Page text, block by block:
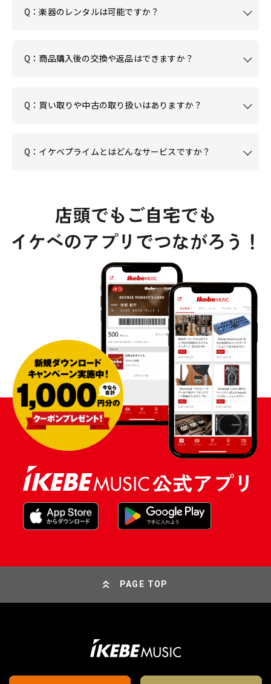
Q：楽器のレンタルは可能ですか？
Q：商品購入後の交換や返品はできますか？
Q：買い取りや中古の取り扱いはありますか？
Q：イケベプライムとはどんなサービスですか？
PAGE TOP